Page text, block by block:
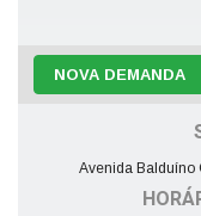
NOVA DEMANDA
Avenida Balduíno